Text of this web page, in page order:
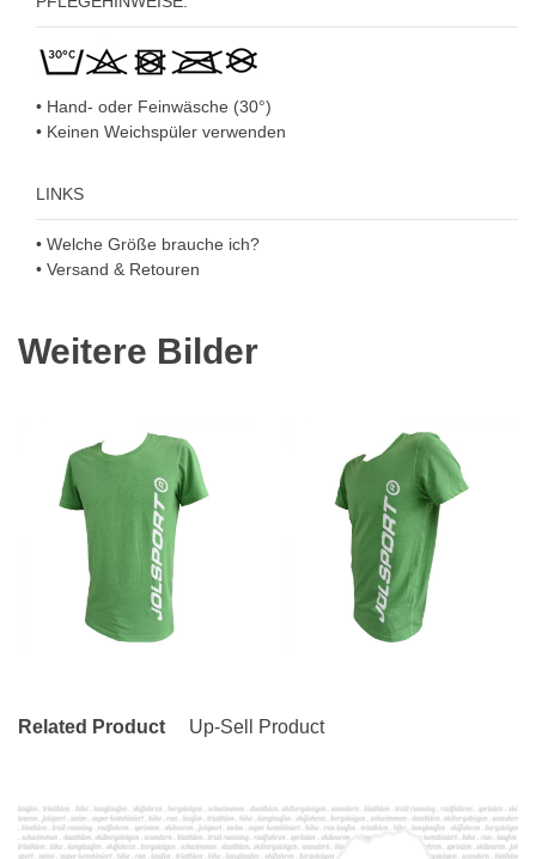
• Hand- oder Feinwäsche (30°)
• Keinen Weichspüler verwenden
LINKS
• Welche Größe brauche ich?
• Versand & Retouren
Weitere Bilder
Related Product Up-Sell Product